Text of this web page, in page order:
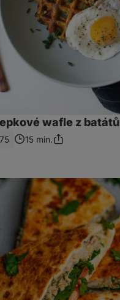
wafle z batátů
15 min.Sdílet